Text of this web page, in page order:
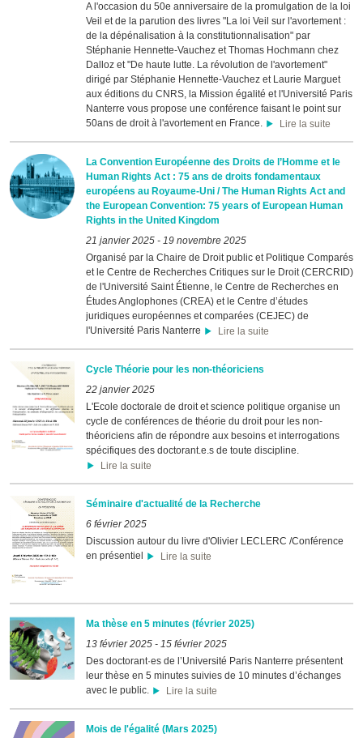
A l'occasion du 50e anniversaire de la promulgation de la loi
Veil et de la parution des livres "La loi Veil sur l'avortement :
de la dépénalisation à la constitutionnalisation" par
Stéphanie Hennette-Vauchez et Thomas Hochmann chez
Dalloz et "De haute lutte. La révolution de l'avortement"
dirigé par Stéphanie Hennette-Vauchez et Laurie Marguet
aux éditions du CNRS, la Mission égalité et l'Université Paris
Nanterre vous propose une conférence faisant le point sur
50ans de droit à l'avortement en France.
Lire la suite
La Convention Européenne des Droits de l’Homme et le
Human Rights Act : 75 ans de droits fondamentaux
européens au Royaume-Uni / The Human Rights Act and
the European Convention: 75 years of European Human
Rights in the United Kingdom
21 janvier 2025 - 19 novembre 2025
Organisé par la Chaire de Droit public et Politique Comparés
et le Centre de Recherches Critiques sur le Droit (CERCRID)
de l'Université Saint Étienne, le Centre de Recherches en
Études Anglophones (CREA) et le Centre d’études
juridiques européennes et comparées (CEJEC) de
l'Université Paris Nanterre
Lire la suite
Cycle Théorie pour les non-théoriciens
22 janvier 2025
L'Ecole doctorale de droit et science politique organise un
cycle de conférences de théorie du droit pour les non-
théoriciens afin de répondre aux besoins et interrogations
spécifiques des doctorant.e.s de toute discipline.
Lire la suite
Séminaire d'actualité de la Recherche
6 février 2025
Discussion autour du livre d'Olivier LECLERC /Conférence
en présentiel
Lire la suite
Ma thèse en 5 minutes (février 2025)
13 février 2025 - 15 février 2025
Des doctorant·es de l’Université Paris Nanterre présentent
leur thèse en 5 minutes suivies de 10 minutes d’échanges
avec le public.
Lire la suite
Mois de l'égalité (Mars 2025)